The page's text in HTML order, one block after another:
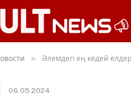
» Әлемдегі ең кедей
06.05.2024